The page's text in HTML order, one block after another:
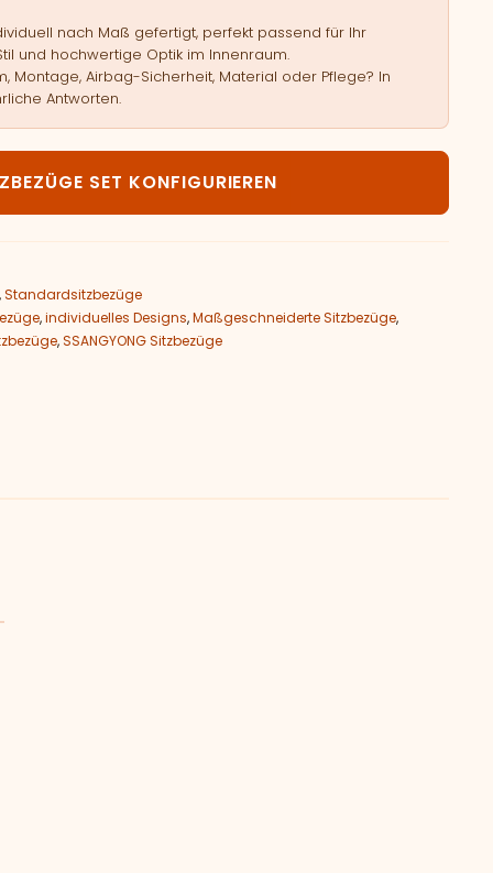
nach Maß gefertigt, perfekt passend für Ihr
und hochwertige Optik im Innenraum.
Montage, Airbag-Sicherheit, Material oder Pflege? In
Antworten.
SET KONFIGURIEREN
Standardsitzbezüge
,individuelles Designs,Maßgeschneiderte Sitzbezüge,
,SSANGYONG Sitzbezüge